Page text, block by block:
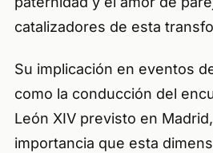
catalizadores de esta
Su implicación en eventos
como la conducción del
León XIV previsto en
importancia que esta